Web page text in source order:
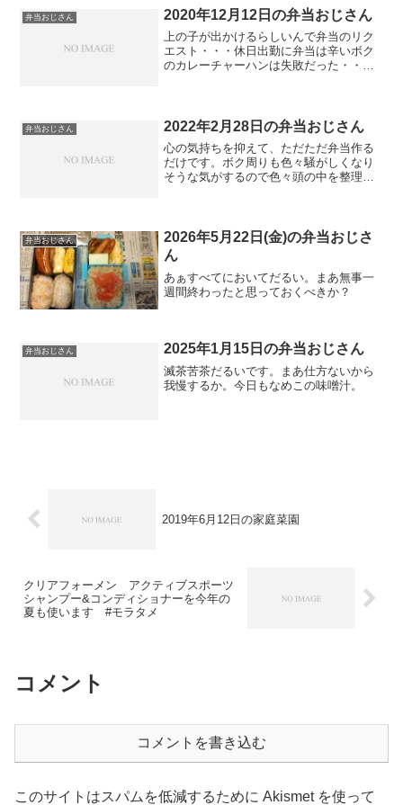
弁当おじさん 2020年12月12日の弁当おじさん
上の子が出かけるらしいんで弁当のリク
エスト・・・休日出勤に弁当は辛いボク
のカレーチャーハンは失敗だった・・・
弁当おじさん 2022年2月28日の弁当おじさん
心の気持ちを抑えて、ただただ弁当作る
だけです。ボク周りも色々騒がしくなり
そうな気がするので色々頭の中を整理し
弁当おじさん
2026年5月22日(金)の弁当おじさ
ん
あぁすべてにおいてだるい。まあ無事一
週間終わったと思っておくべきか？
弁当おじさん 2025年1月15日の弁当おじさん
滅茶苦茶だるいです。まあ仕方ないから
我慢するか。今日もなめこの味噌汁。
2019年6月12日の家庭菜園
クリアフォーメン アクティブスポーツ
シャンプー&コンディショナーを今年の
夏も使います #モラタメ
コメント
コメントを書き込む
このサイトはスパムを低減するために Akismet を使って